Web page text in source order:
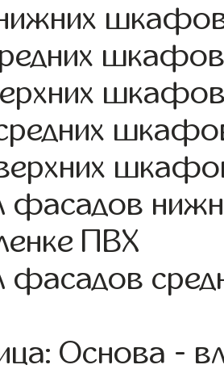
фасадов
ПВХ
фасадов
Основа -